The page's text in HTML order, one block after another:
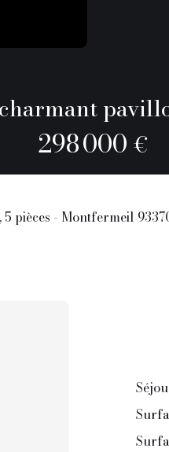
298 000 €
pièces - Montfermeil